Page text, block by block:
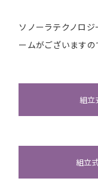
ソノーラテクノロ
ームがございますの
組立
組立